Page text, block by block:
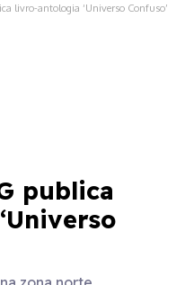
livro-antologia ‘Universo Confuso’
publica